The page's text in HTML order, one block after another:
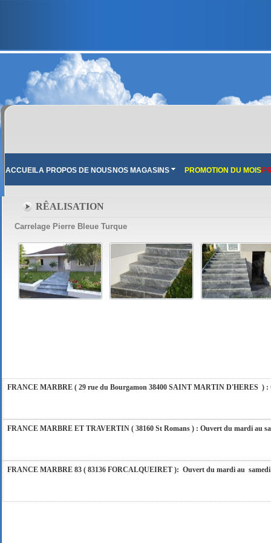
ACCUEILA PROPOS DE NOUS NOS MAGASINS PROMOTION DU MOIS
RÊALISATION
Carrelage Pierre Bleue Turque
FRANCE MARBRE 13 ( 13680 LANCON PROVENCE ): Ouvert du mardi au
FRANCE MARBRE ( 29 rue du Bourgamon 38400 SAINT MARTIN D'HERES ) :
FRANCE MARBRE ET TRAVERTIN ( 38160 St Romans ) : Ouvert du mardi au
FRANCE MARBRE 83 ( 83136 FORCALQUEIRET ): Ouvert du mardi au samedi